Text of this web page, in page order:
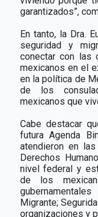
garantizados”,
En tanto, la Dra.
seguridad y
conectar con las
mexicanos en el
en la política de
de los
mexicanos que
Cabe destacar
futura Agenda
atendieron en
Derechos
nivel federal y
de los
Migrante;
organizaciones y